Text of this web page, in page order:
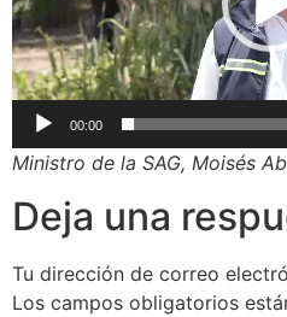
00:00
Ministro de la SAG, Moisés
Deja una
Tu dirección de correo
Los campos obligatorios